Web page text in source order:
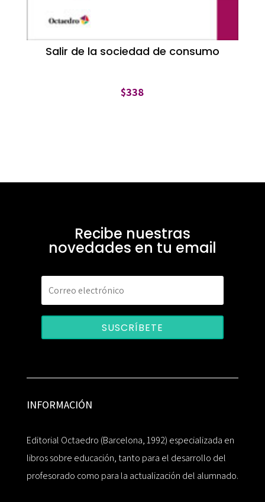
Salir de la sociedad de consumo
$338
Recibe nuestras
novedades en tu email
SUSCRÍBETE
INFORMACIÓN
Editorial Octaedro (Barcelona, 1992) especializada en
libros sobre educación, tanto para el desarrollo del
profesorado como para la actualización del alumnado.